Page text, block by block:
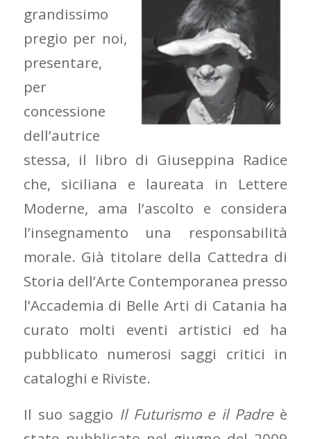
grandissimo
pregio per noi,
presentare,
per
concessione
dell’autrice
stessa, il libro di Giuseppina Radice
che, siciliana e laureata in Lettere
Moderne, ama l’ascolto e considera
l’insegnamento una responsabilità
morale. Già titolare della Cattedra di
Storia dell’Arte Contemporanea presso
l’Accademia di Belle Arti di Catania ha
curato molti eventi artistici ed ha
pubblicato numerosi saggi critici in
cataloghi e Riviste.
Il suo saggio Il Futurismo e il Padre è